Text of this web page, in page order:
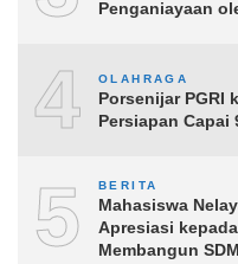
Penganiayaan
4 OLAHRAGA
Porsenijar PGRI
Persiapan Capai
5 BERITA
Mahasiswa
Apresiasi
Membangun